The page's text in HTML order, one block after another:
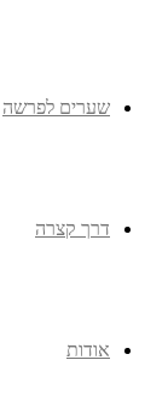
שערים לפרשה
דרך קצרה
אודות